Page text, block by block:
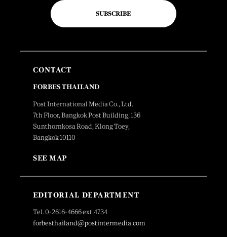
SUBSCRIBE
CONTACT
FORBES THAILAND
Post International Media Co., Ltd.
7th Floor, Bangkok Post Building, 136
Sunthornkosa Road, Klong Toey,
Bangkok 10110
SEE MAP
EDITORIAL DEPARTMENT
Tel. 0-2616-4666 ext.4734
forbesthailand@postintermedia.com